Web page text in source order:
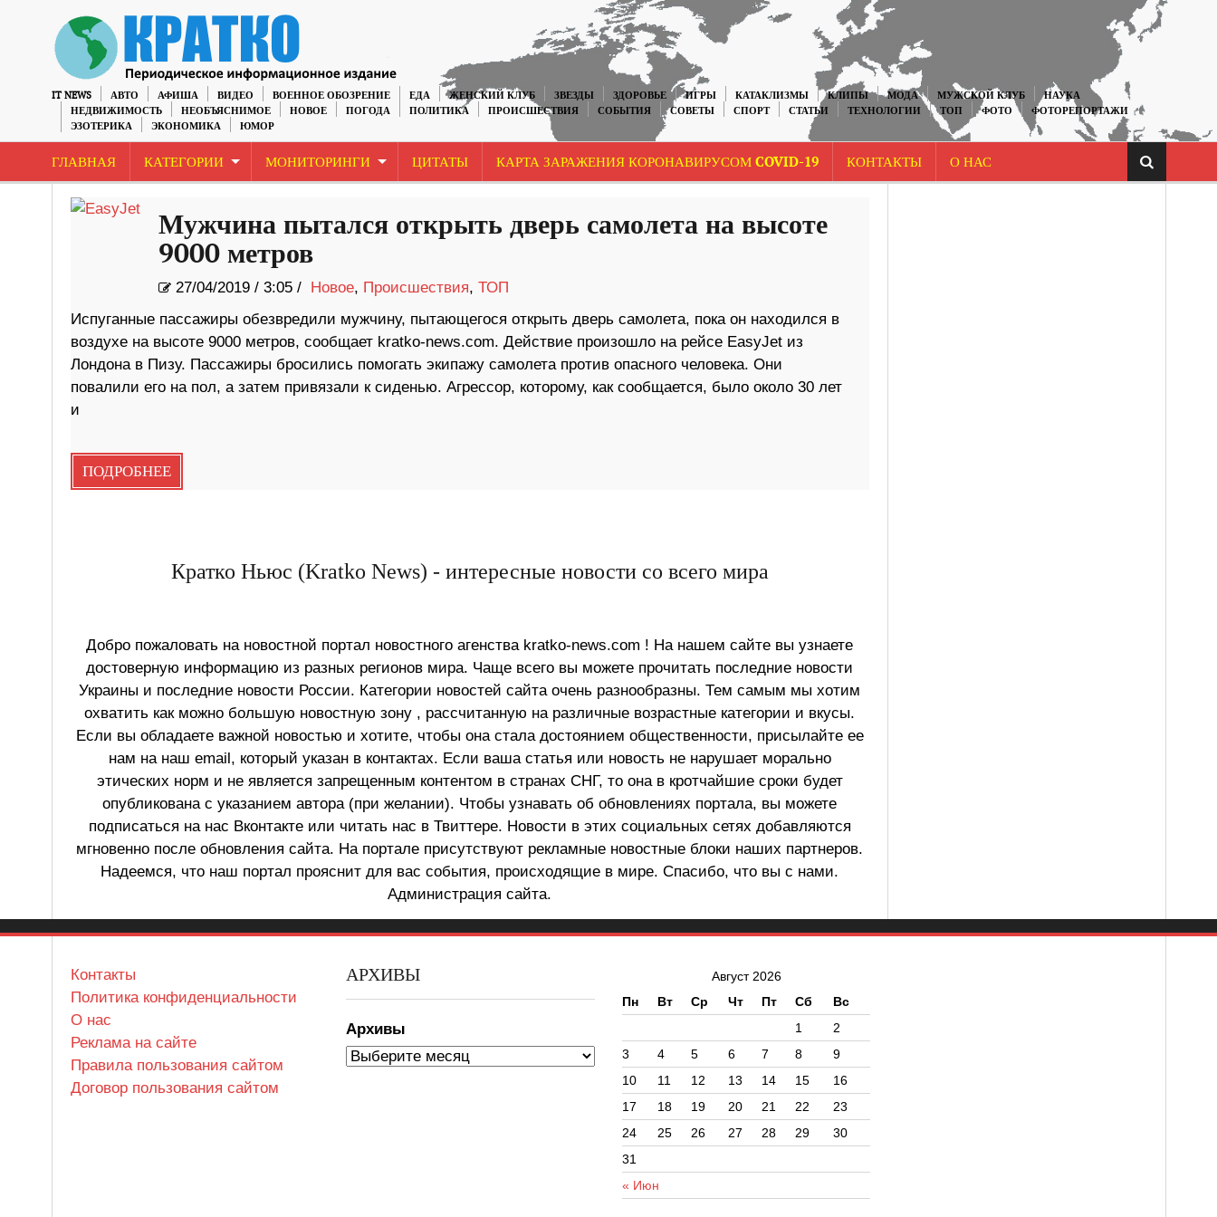
IT NEWS АВТО АФИША ВИДЕО ВОЕННОЕ ОБОЗРЕНИЕ ЕДА ЖЕНСКИЙ КЛУБ ЗВЕЗДЫ ЗДОРОВЬЕ ИГРЫ КАТАКЛИЗМЫ КЛИПЫ МОДА МУЖСКОЙ КЛУБ
НАУКА
НЕДВИЖИМОСТЬ
НЕОБЪЯСНИМОЕ НОВОЕ ПОГОДА ПОЛИТИКА ПРОИСШЕСТВИЯ СОБЫТИЯ СОВЕТЫ СПОРТ СТАТЬИ ТЕХНОЛОГИИ ТОП ФОТО
ФОТОРЕПОРТАЖИ
ЭЗОТЕРИКА
ЭКОНОМИКА ЮМОР
ГЛАВНАЯ КАТЕГОРИИ МОНИТОРИНГИ ЦИТАТЫ КАРТА ЗАРАЖЕНИЯ КОРОНАВИРУСОМ COVID-19 КОНТАКТЫ О НАС
Мужчина пытался открыть дверь самолета на высоте
9000 метров
27/04/2019/ 3:05 / Новое, Происшествия, ТОП
Испуганные пассажиры обезвредили мужчину, пытающегося открыть дверь самолета, пока он находился в
воздухе на высоте 9000 метров, сообщает kratko-news.com. Действие произошло на рейсе EasyJet из
Лондона в Пизу. Пассажиры бросились помогать экипажу самолета против опасного человека. Они
повалили его на пол, а затем привязали к сиденью. Агрессор, которому, как сообщается, было около 30 лет
и
ПОДРОБНЕЕ
Кратко Ньюс (Kratko News) - интересные новости со всего мира
Добро пожаловать на новостной портал новостного агенства kratko-news.com ! На нашем сайте вы узнаете
достоверную информацию из разных регионов мира. Чаще всего вы можете прочитать последние новости
Украины и последние новости России. Категории новостей сайта очень разнообразны. Тем самым мы хотим
охватить как можно большую новостную зону , рассчитанную на различные возрастные категории и вкусы.
Если вы обладаете важной новостью и хотите, чтобы она стала достоянием общественности, присылайте ее
нам на наш email, который указан в контактах. Если ваша статья или новость не нарушает морально
этических норм и не является запрещенным контентом в странах СНГ, то она в кротчайшие сроки будет
опубликована с указанием автора (при желании). Чтобы узнавать об обновлениях портала, вы можете
подписаться на нас Вконтакте или читать нас в Твиттере. Новости в этих социальных сетях добавляются
мгновенно после обновления сайта. На портале присутствуют рекламные новостные блоки наших партнеров.
Надеемся, что наш портал прояснит для вас события, происходящие в мире. Спасибо, что вы с нами.
Администрация сайта.
Контакты
Политика конфиденциальности
О нас
Реклама на сайте
Правила пользования сайтом
Договор пользования сайтом
АРХИВЫ
Архивы
Август 2026
Пн
Вт Ср Чт Пт Сб Вс
« Июн
1
2
3
4 5 6 7 8
9
10
11 12 13 14 15
16
17
18 19 20 21 22
23
24
25 26 27 28 29
30
31